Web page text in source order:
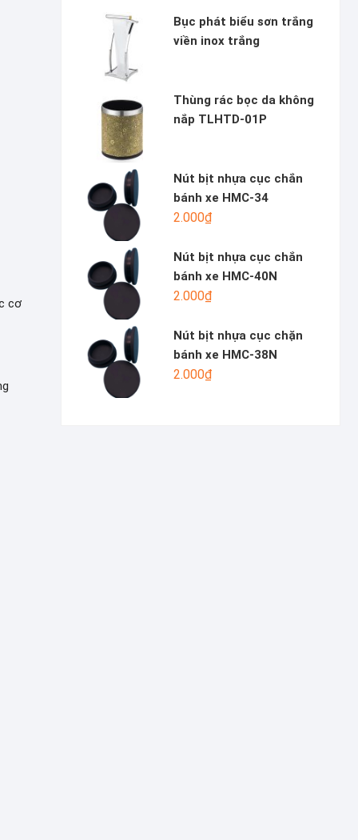
cơ
Bục phát biểu sơn trắng
viền inox trắng
Thùng rác bọc da không
nắp TLHTD-01P
Nút bịt nhựa cục chắn
bánh xe HMC-34
2.000₫
Nút bịt nhựa cục chắn
bánh xe HMC-40N
2.000₫
Nút bịt nhựa cục chặn
bánh xe HMC-38N
2.000₫